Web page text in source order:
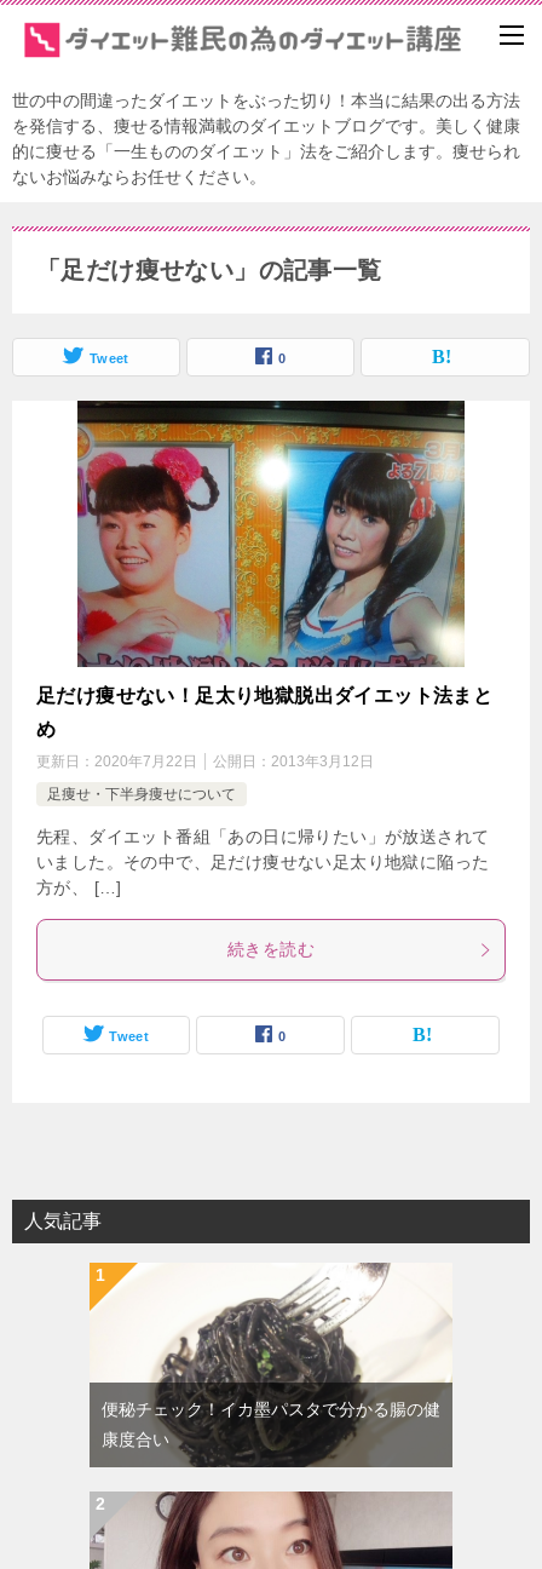
世の中の間違ったダイエットをぶった切り！本当に結果の出る方法
を発信する、痩せる情報満載のダイエットブログです。美しく健康
的に痩せる「一生もののダイエット」法をご紹介します。痩せられ
ないお悩みならお任せください。
「足だけ痩せない」の記事一覧
Tweet 0
足だけ痩せない！足太り地獄脱出ダイエット法まと
め
更新日： 2020年7月22日 公開日： 2013年3月12日
足痩せ・下半身痩せについて
先程、ダイエット番組「あの日に帰りたい」が放送されて
いました。その中で、足だけ痩せない足太り地獄に陥った
方が、 […]
続きを読む
Tweet 0
人気記事
便秘チェック！イカ墨パスタで分かる腸の健
康度合い